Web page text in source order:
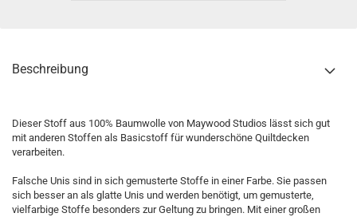
Beschreibung
Dieser Stoff aus 100% Baumwolle von Maywood Studios lässt sich gut
mit anderen Stoffen als Basicstoff für wunderschöne Quiltdecken
verarbeiten.
Falsche Unis sind in sich gemusterte Stoffe in einer Farbe. Sie passen
sich besser an als glatte Unis und werden benötigt, um gemusterte,
vielfarbige Stoffe besonders zur Geltung zu bringen. Mit einer großen